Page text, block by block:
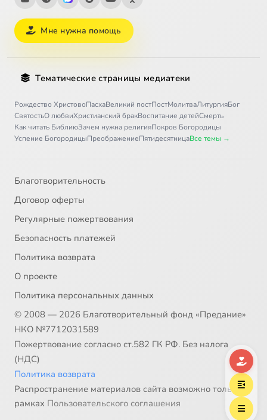
Мне нужна помощь
Тематические страницы медиатеки
Рождество ХристовоПасхаВеликий постПостМолитваЛитургияБог
СвятостьО любвиХристианский бракВоспитание детейСмерть
Как читать БиблиюЗачем нужна религияПокров Богородицы
Успение БогородицыПреображениеПятидесятницаВсе темы →
Благотворительность
Договор оферты
Регулярные пожертвования
Безопасность платежей
Политика возврата
О проекте
Политика персональных данных
© 2008 — 2026 Благотворительный фонд «Предание»
НКО №7712031589
Пожертвование согласно ст.582 ГК РФ. Без налога
(НДС)
Политика возврата
Распространение материалов сайта возможно только в
рамках Пользовательского соглашения